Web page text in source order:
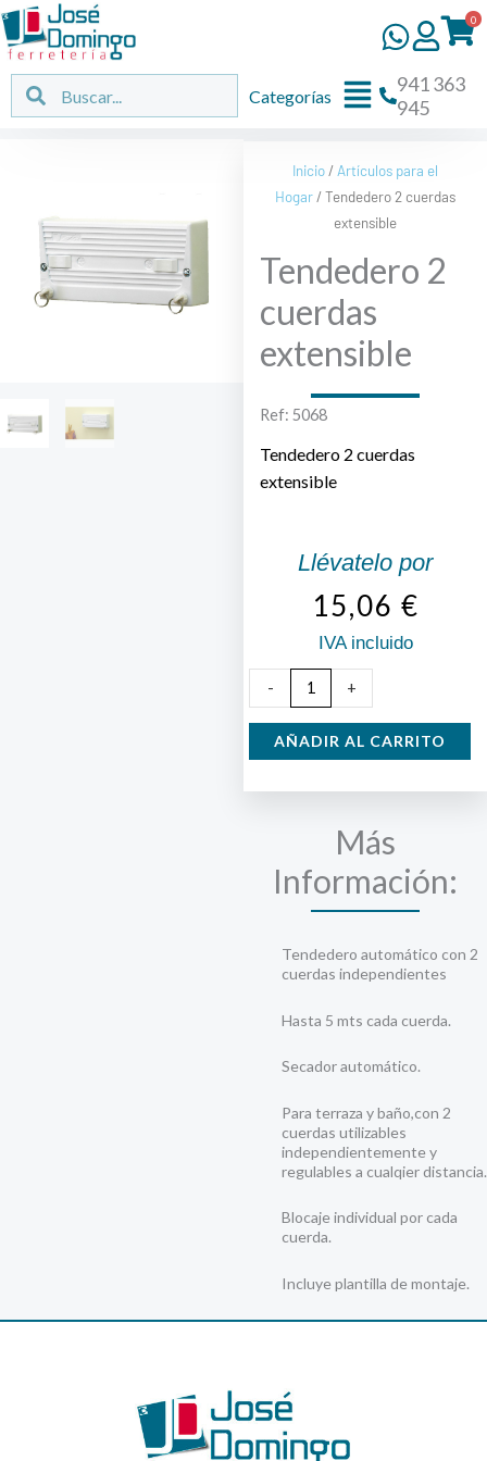
Ir
al
contenido
0
Buscar Buscar
Flyout
Categorías
941 363
945
Inicio / Artículos para el
Hogar / Tendedero 2 cuerdas
extensible
Tendedero 2
cuerdas
extensible
Ref: 5068
Tendedero 2 cuerdas
extensible
Llévatelo por
15,06 €
IVA incluido
-
Tendedero
2
cuerdas
+
AÑADIR AL CARRITO
Más
Información:
Tendedero automático con 2
cuerdas independientes
Hasta 5 mts cada cuerda.
Secador automático.
Para terraza y baño,con 2
cuerdas utilizables
independientemente y
regulables a cualqier distancia.
Blocaje individual por cada
cuerda.
Incluye plantilla de montaje.